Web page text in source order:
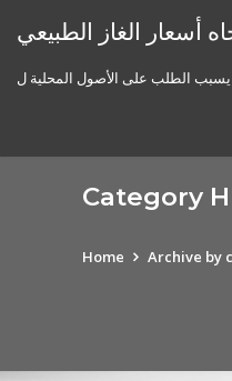
أسعار الغاز الطبيعي
يسبب الطلب على الأصول المحلية ل
Category
Home Archive by